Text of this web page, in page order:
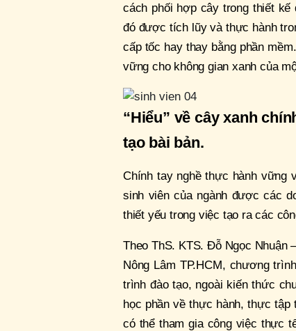
cách phối hợp cây trong thiết
đó được tích lũy và thực hành
cấp tốc hay thay bằng phần
vững cho không gian xanh của
“Hiểu” về cây xanh
tạo bài bản.
Chính tay nghề thực hành vững
sinh viên của ngành được các
thiết yếu trong việc tạo ra các
Theo ThS. KTS. Đỗ Ngọc Nhuận
Nông Lâm TP.HCM, chương
trình đào tạo, ngoài kiến thức
học phần về thực hành, thực
có thể tham gia công việc thực